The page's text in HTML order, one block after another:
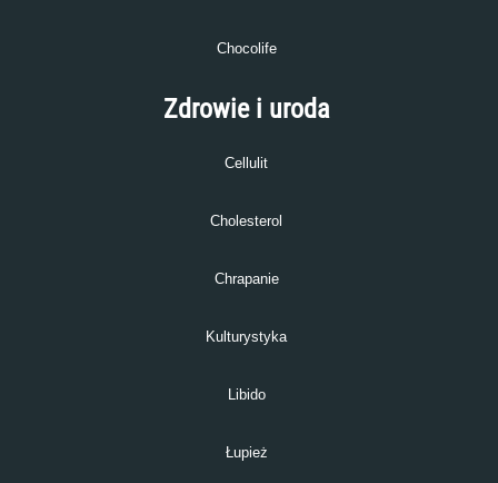
Chocolife
Zdrowie i uroda
Cellulit
Cholesterol
Chrapanie
Kulturystyka
Libido
Łupież